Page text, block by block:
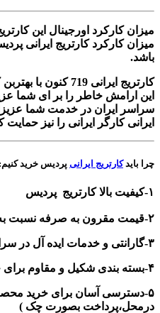
باشد.
کارتریج ایرانی 719
این ارامش خاطر را بر ای شما
سراسر ایران در خدمت شما
ایرانی کارگر ایرانی را نیز حمایت
چرا بایدکارتریج ایرانی پردیس خرید کنیم:
۱-کیفیت بالا کارتریج پردیس
۲-قیمت مقرون به صرفه نسبت به کالای اورجینال
۳-گارانتی و خدمات ایده آل در سراسر کشور
۴-بسته بندی شکیل و مقاوم برای جلوگیری از هرگونه آسیب به کالا
۵-دسترسی آسان برای خرید
درمحل،پرداخت بصورت چک )